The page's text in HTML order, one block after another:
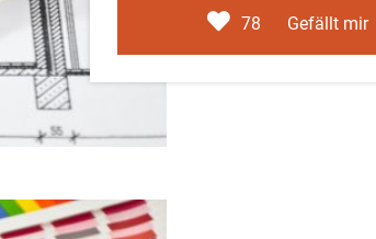
78 Gefällt mir